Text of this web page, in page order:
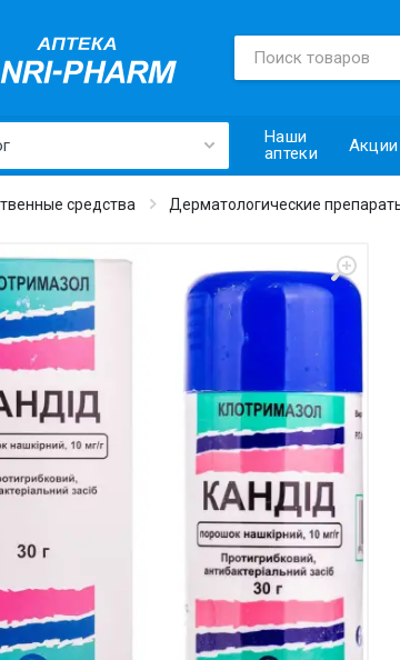
средства ›
товары и техника ›
›
›
добавки ›
гигиена ›
мам ›
KIDS
Наши
аптеки
Акции
средства Дерматологические